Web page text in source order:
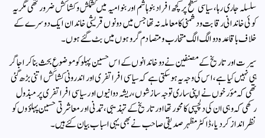
سلسلہ جاری رہا، سیاسی سطح پر کچھ افراد بنو ہاشم اور بنو امیہ میں کشمکش و کشاکش ضرور تھی مگر یہ
کوئی خاندانی رقابت و دشمنی کا معاملہ نہ تھا جس میں دونوں قریشی خاندان ایک دوسرے کے
خلاف باقاعدہ دو الگ الگ متحارب و متصادم گروہوں میں بٹ گئے ہوں۔
سیرت اور تاریخ کے مصنفین نے دو خاندانوں کے اس حسین پہلو کو موضوعِ بحث بنا کر اجاگر
ہی نہیں کیا ہے، اس کی وجہ یہ ہوسکتی ہے کہ سیاسی افراتفری اور اندرونی کشاکش اتنی بڑھ گئی
تھی کہ مؤرخوں نے اپنی ساری توجہ سازشوں، ریشہ دوانیوں اور سیاسی افراتفری پر مبذول
رکھی کہ وہی ان کی دلچسپی کا محور تھا اور تاریخ کے تہذیبی، تمدنی اور معاشرتی حسین پہلؤوں کو
نظر انداز کر دیا، ڈاکٹر مظہر صدیقی صاحب نے بھی یہی اسباب بیان کئے ہیں۔